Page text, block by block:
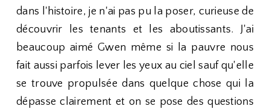
dans l'histoire, je n'ai pas pu la poser, curieuse de
découvrir les tenants et les aboutissants. J'ai
beaucoup aimé Gwen même si la pauvre nous
fait aussi parfois lever les yeux au ciel sauf qu'elle
se trouve propulsée dans quelque chose qui la
dépasse clairement et on se pose des questions